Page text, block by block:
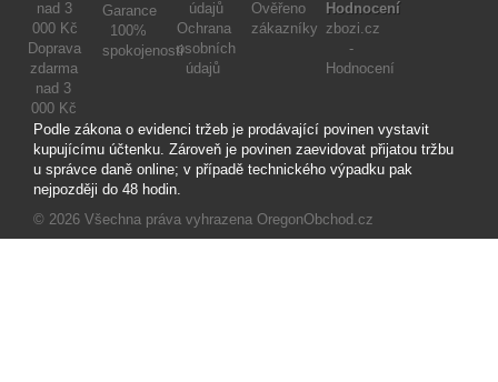
Podle zákona o evidenci tržeb je prodávající povinen vystavit
kupujícímu účtenku. Zároveň je povinen zaevidovat přijatou tržbu
u správce daně online; v případě technického výpadku pak
nejpozději do 48 hodin.
© 2026 Všechna práva vyhrazena OregonObchod.cz
Doprava
zdarma
nad 3
000 Kč
Garance
100%
spokojenosti
Ochrana
osobních
údajů
Ověřeno
zákazníky zbozi.cz
-
Hodnocení